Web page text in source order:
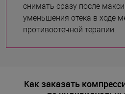
снимать сразу после
уменьшения отека в ходе
противоотечной терапии.
Как заказать